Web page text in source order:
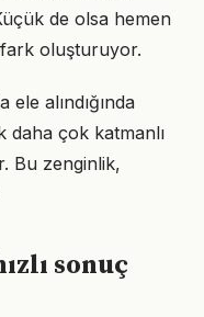
de olsa hemen
oluşturuyor.
alındığında
daha çok katmanlı
Bu zenginlik,
sonuç